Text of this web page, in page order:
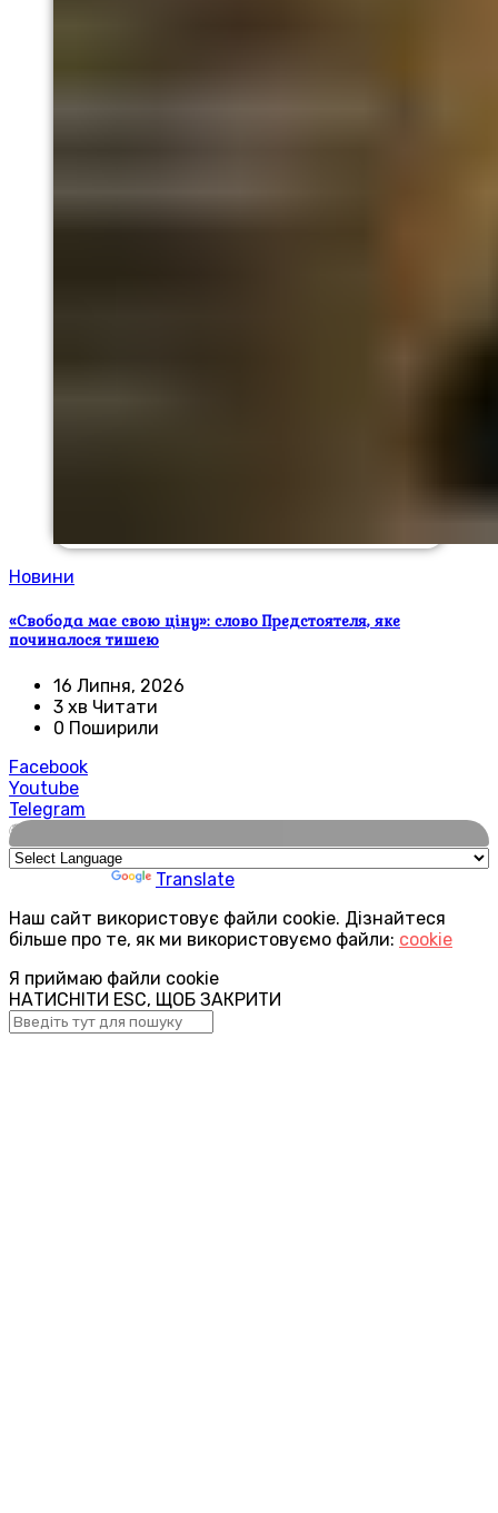
Новини
«Свобода має свою ціну»: слово Предстоятеля, яке
починалося тишею
16 Липня, 2026
3 хв Читати
0 Поширили
Facebook
Youtube
Telegram
🌍
Translate
Наш сайт використовує файли cookie. Дізнайтеся
більше про те, як ми використовуємо файли: cookie
Я приймаю файли cookie
НАТИСНІТИ ESC, ЩОБ ЗАКРИТИ